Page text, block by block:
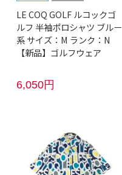
LE COQ GOLF ルコックゴ
ルフ 半袖ポロシャツ ブルー
系 サイズ：M ランク：N
【新品】ゴルフウェア
6,050円